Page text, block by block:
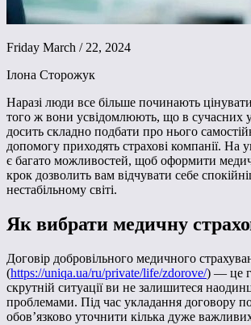
Friday March / 22, 2024
Ілона Сторожук
Наразі люди все більше починають
того ж вони усвідомлюють, що в сучасних
досить складно подбати про нього
допомогу приходять страхові компанії. На
є багато можливостей, щоб оформити
крок дозволить вам відчувати себе
нестабільному світі.
Як вибрати медичну
Договір добровільного медичного
(https://uniqa.ua/ru/private/life/zdorove/) — це
скрутній ситуації ви не залишитеся
проблемами. Під час укладання договору
обов’язково уточнити кілька дуже